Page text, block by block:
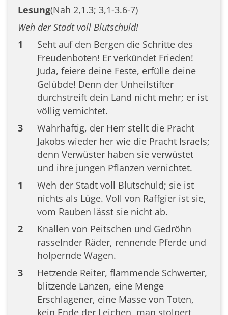
Lesung(Nah 2,1.3; 3,1-3.6-7)
Weh der Stadt voll Blutschuld!
1
Seht auf den Bergen die Schritte des
Freudenboten! Er verkündet Frieden!
Juda, feiere deine Feste, erfülle deine
Gelübde! Denn der Unheilstifter
durchstreift dein Land nicht mehr; er ist
völlig vernichtet.
3
Wahrhaftig, der Herr stellt die Pracht
Jakobs wieder her wie die Pracht Israels;
denn Verwüster haben sie verwüstet
und ihre jungen Pflanzen vernichtet.
1
Weh der Stadt voll Blutschuld; sie ist
nichts als Lüge. Voll von Raffgier ist sie,
vom Rauben lässt sie nicht ab.
2
Knallen von Peitschen und Gedröhn
rasselnder Räder, rennende Pferde und
holpernde Wagen.
3
Hetzende Reiter, flammende Schwerter,
blitzende Lanzen, eine Menge
Erschlagener, eine Masse von Toten,
kein Ende der Leichen, man stolpert